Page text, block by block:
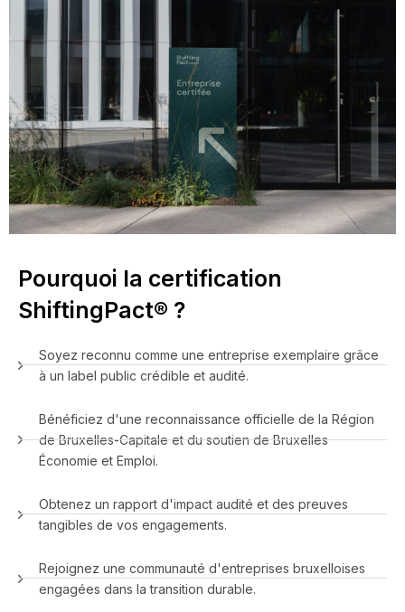
Pourquoi la certification
ShiftingPact® ?
Soyez reconnu comme une entreprise exemplaire grâce
à un label public crédible et audité.
Bénéficiez d'une reconnaissance officielle de la Région
de Bruxelles-Capitale et du soutien de Bruxelles
Économie et Emploi.
Obtenez un rapport d'impact audité et des preuves
tangibles de vos engagements.
Rejoignez une communauté d'entreprises bruxelloises
engagées dans la transition durable.